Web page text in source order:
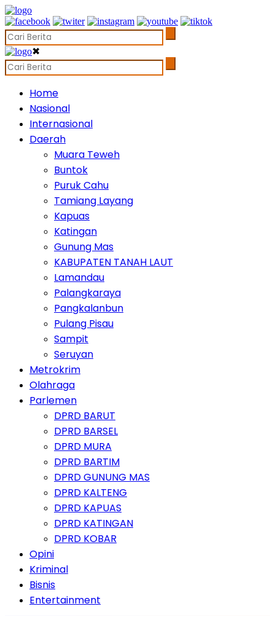
✖
Home
Nasional
Internasional
Daerah
Muara Teweh
Buntok
Puruk Cahu
Tamiang Layang
Kapuas
Katingan
Gunung Mas
KABUPATEN TANAH LAUT
Lamandau
Palangkaraya
Pangkalanbun
Pulang Pisau
Sampit
Seruyan
Metrokrim
Olahraga
Parlemen
DPRD BARUT
DPRD BARSEL
DPRD MURA
DPRD BARTIM
DPRD GUNUNG MAS
DPRD KALTENG
DPRD KAPUAS
DPRD KATINGAN
DPRD KOBAR
Opini
Kriminal
Bisnis
Entertainment